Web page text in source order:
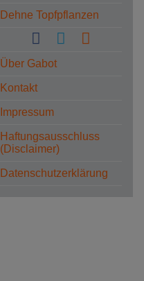
Dehne Topfpflanzen
Über Gabot
Kontakt
Impressum
Haftungsausschluss
(Disclaimer)
Datenschutzerklärung